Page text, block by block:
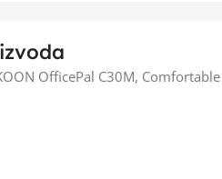
OfficePal C30M,